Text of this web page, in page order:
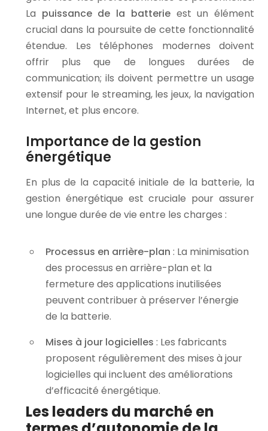
La puissance de la batterieest un élément
crucial dans la poursuite de cette fonctionnalité
étendue. Les téléphones modernes doivent
offrir plus que de longues durées de
communication; ils doivent permettre un usage
extensif pour le streaming, les jeux, la navigation
Internet, et plus encore.
Importance de la gestion
énergétique
En plus de la capacité initiale de la batterie, la
gestion énergétique est cruciale pour assurer
une longue durée de vie entre les charges :
Processus en arrière-plan : La minimisation
des processus en arrière-plan et la
fermeture des applications inutilisées
peuvent contribuer à préserver l’énergie
de la batterie.
Mises à jour logicielles : Les fabricants
proposent régulièrement des mises à jour
logicielles qui incluent des améliorations
d’efficacité énergétique.
Les leaders du marché en